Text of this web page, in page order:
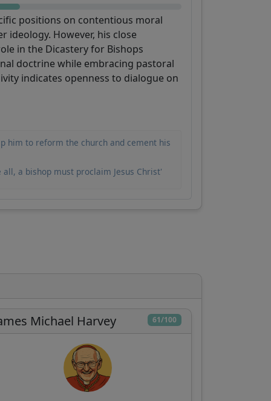
positions on contentious moral
ideology. However, his close
in the Dicastery for Bishops
doctrine while embracing pastoral
indicates openness to dialogue on
him to reform the church and cement his
a bishop must proclaim Jesus Christ'
61/100
Michael Harvey